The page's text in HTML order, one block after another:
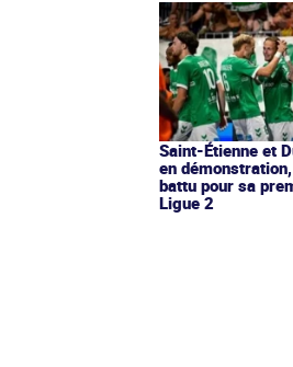
Saint-Étienne et
en
battu pour sa
Ligue 2